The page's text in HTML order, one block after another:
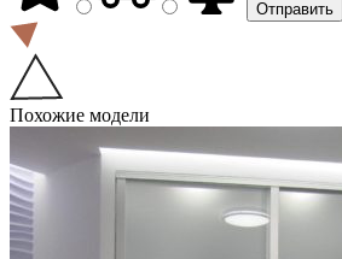
Похожие модели